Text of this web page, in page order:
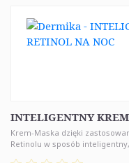
INTELIGENTNY
Krem-Maska dzięki
Retinolu w sposób